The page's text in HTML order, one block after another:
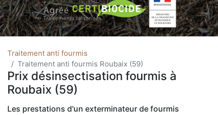
Traitement anti fourmis
Traitement anti fourmis Roubaix (59)
Prix désinsectisation fourmis à
Roubaix (59)
Les prestations d'un exterminateur de fourmis